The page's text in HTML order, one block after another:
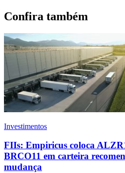
Confira também
Investimentos
FIIs: Empiricus coloca
BRCO11 em carteira
mudança